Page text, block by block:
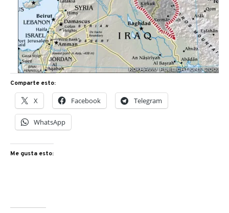
Comparte esto:
X Facebook Telegram
WhatsApp
Me gusta esto: